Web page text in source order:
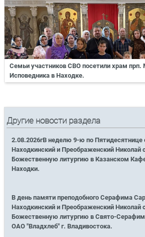
Семьи участников СВО посетили храм прп.
Исповедника в Находке.
Другие новости раздела
2.08.2026гВ неделю 9-ю по Пятидесятнице
Находкинский и Преображенский Николай
Божественную литургию в Казанском
Находки.
В день памяти преподобного Серафима
Находкинский и Преображенский Николай
Божественную литургию в Свято-
ОАО "Владхлеб" г. Владивостока.